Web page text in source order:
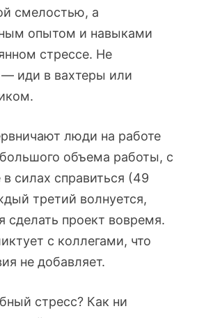
смелостью, а
опытом и навыками
стрессе. Не
иди в вахтеры или
люди на работе
объема работы, с
силах справиться (49
третий волнуется,
сделать проект вовремя.
с коллегами, что
не добавляет.
стресс? Как ни